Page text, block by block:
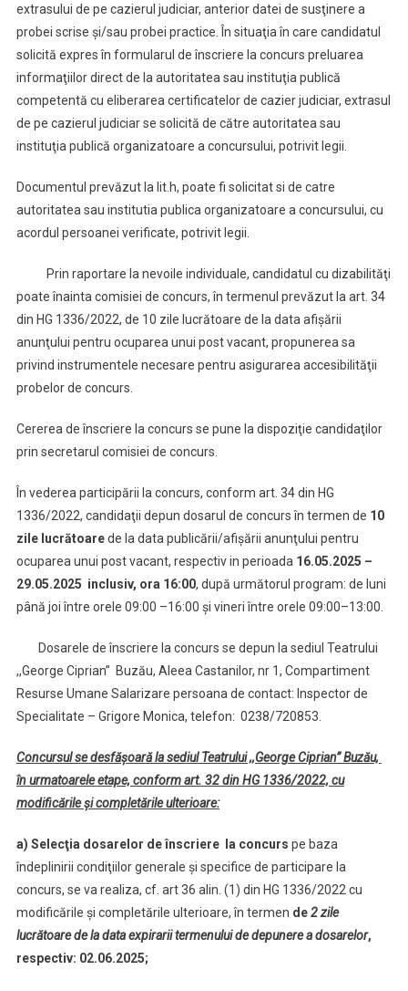
extrasului de pe cazierul judiciar, anterior datei de susţinere a
probei scrise şi/sau probei practice. În situaţia în care candidatul
solicită expres în formularul de înscriere la concurs preluarea
informaţiilor direct de la autoritatea sau instituţia publică
competentă cu eliberarea certificatelor de cazier judiciar, extrasul
de pe cazierul judiciar se solicită de către autoritatea sau
instituţia publică organizatoare a concursului, potrivit legii.
Documentul prevăzut la lit.h, poate fi solicitat si de catre
autoritatea sau institutia publica organizatoare a concursului, cu
acordul persoanei verificate, potrivit legii.
Prin raportare la nevoile individuale, candidatul cu dizabilităţi
poate înainta comisiei de concurs, în termenul prevăzut la art. 34
din HG 1336/2022, de 10 zile lucrătoare de la data afişării
anunţului pentru ocuparea unui post vacant, propunerea sa
privind instrumentele necesare pentru asigurarea accesibilităţii
probelor de concurs.
Cererea de înscriere la concurs se pune la dispoziţie candidaţilor
prin secretarul comisiei de concurs.
În vederea participării la concurs, conform art. 34 din HG
1336/2022, candidaţii depun dosarul de concurs în termen de 10
zile lucrătoarede la data publicării/afişării anunţului pentru
ocuparea unui post vacant, respectiv in perioada 16.05.2025 –
29.05.2025 inclusiv, ora 16:00, după următorul program: de luni
până joi între orele 09:00 –16:00 şi vineri între orele 09:00–13:00.
Dosarele de înscriere la concurs se depun la sediul Teatrului
,,George Ciprian” Buzău, Aleea Castanilor, nr 1, Compartiment
Resurse Umane Salarizare persoana de contact: Inspector de
Specialitate – Grigore Monica, telefon: 0238/720853.
Concursul se desfăşoară la sediul Teatrului ,,George Ciprian” Buzău,
în urmatoarele etape, conform art. 32 din HG 1336/2022, cu
modificările şi completările ulterioare:
a) Selecţia dosarelor de înscriere la concurs pe baza
îndeplinirii condiţiilor generale şi specifice de participare la
concurs, se va realiza, cf. art 36 alin. (1) din HG 1336/2022 cu
modificările şi completările ulterioare, în termen de2 zile
lucrătoare de la data expirarii termenului de depunere a dosarelor,
respectiv: 02.06.2025;